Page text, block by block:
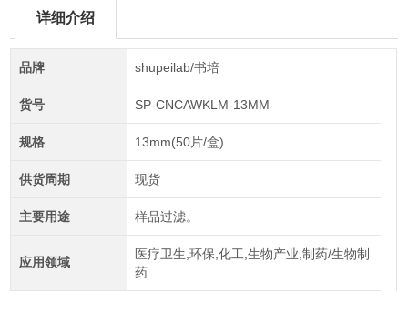
详细介绍
品牌 shupeilab/书培
货号 SP-CNCAWKLM-13MM
规格 13mm(50片/盒)
供货周期 现货
主要用途 样品过滤。
应用领域
医疗卫生,环保,化工,生物产业,制药/生物制
药